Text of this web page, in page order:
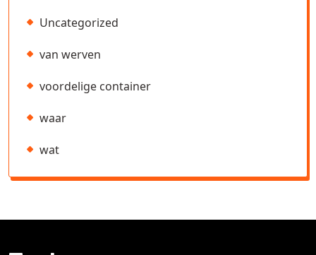
Uncategorized
van werven
voordelige container
waar
wat